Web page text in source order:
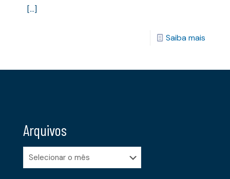
[…]
Saiba mais
Arquivos
Arquivos